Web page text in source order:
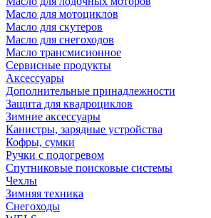
Масло для мотоциклов
Масло для скутеров
Масло для снегоходов
Масло трансмисионное
Сервисные продукты
Аксессуары
Дополнительные принадлежности
Защита для квадроциклов
Зимние аксессуары
Канистры, зарядные устройства
Кофры, сумки
Ручки с подогревом
Спутниковые поисковые системы
Чехлы
Зимняя техника
Снегоходы